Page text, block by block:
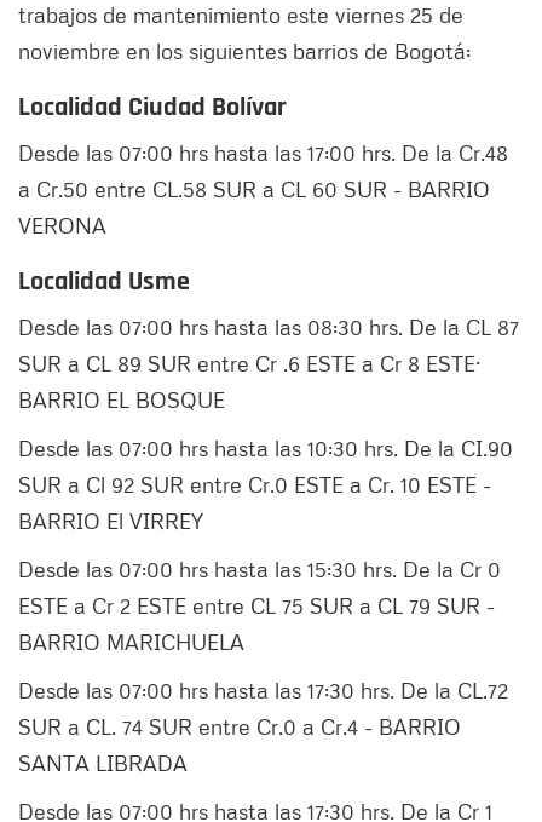
trabajos de mantenimiento este viernes 25 de
noviembre en los siguientes barrios de Bogotá:
Localidad Ciudad Bolívar
Desde las 07:00 hrs hasta las 17:00 hrs. De la Cr.48
a Cr.50 entre CL.58 SUR a CL 60 SUR - BARRIO
VERONA
Localidad Usme
Desde las 07:00 hrs hasta las 08:30 hrs. De la CL 87
SUR a CL 89 SUR entre Cr .6 ESTE a Cr 8 ESTE·
BARRIO EL BOSQUE
Desde las 07:00 hrs hasta las 10:30 hrs. De la CI.90
SUR a Cl 92 SUR entre Cr.0 ESTE a Cr. 10 ESTE -
BARRIO El VIRREY
Desde las 07:00 hrs hasta las 15:30 hrs. De la Cr 0
ESTE a Cr 2 ESTE entre CL 75 SUR a CL 79 SUR -
BARRIO MARICHUELA
Desde las 07:00 hrs hasta las 17:30 hrs. De la CL.72
SUR a CL. 74 SUR entre Cr.0 a Cr.4 - BARRIO
SANTA LIBRADA
Desde las 07:00 hrs hasta las 17:30 hrs. De la Cr 1